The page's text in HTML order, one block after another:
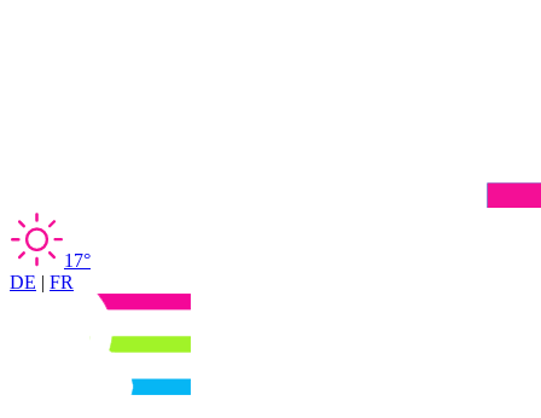
17°
DE | FR